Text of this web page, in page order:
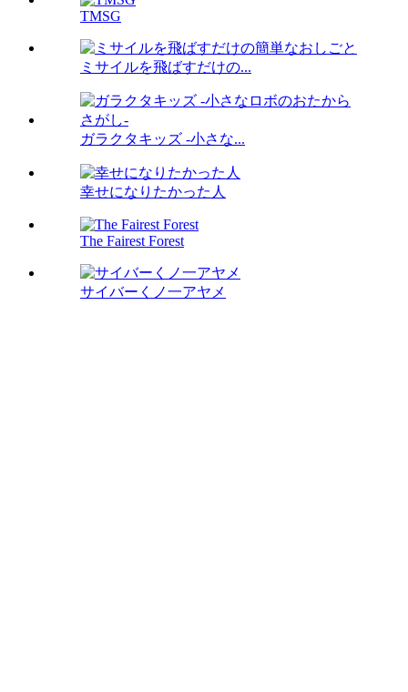
TMSG
ミサイルを飛ばすだけの...
ガラクタキッズ -小さな...
幸せになりたかった人
The Fairest Forest
サイバーくノ一アヤメ